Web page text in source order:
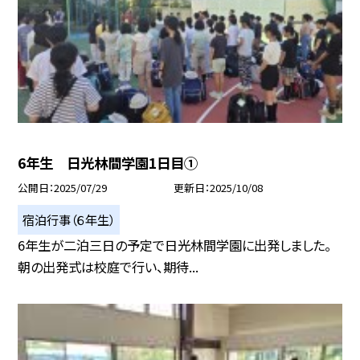
6年生 日光林間学園1日目①
公開日 2025/07/29 更新日 2025/10/08
宿泊行事（６年生）
6年生が二泊三日の予定で日光林間学園に出発しました。
朝の出発式は校庭で行い、期待...